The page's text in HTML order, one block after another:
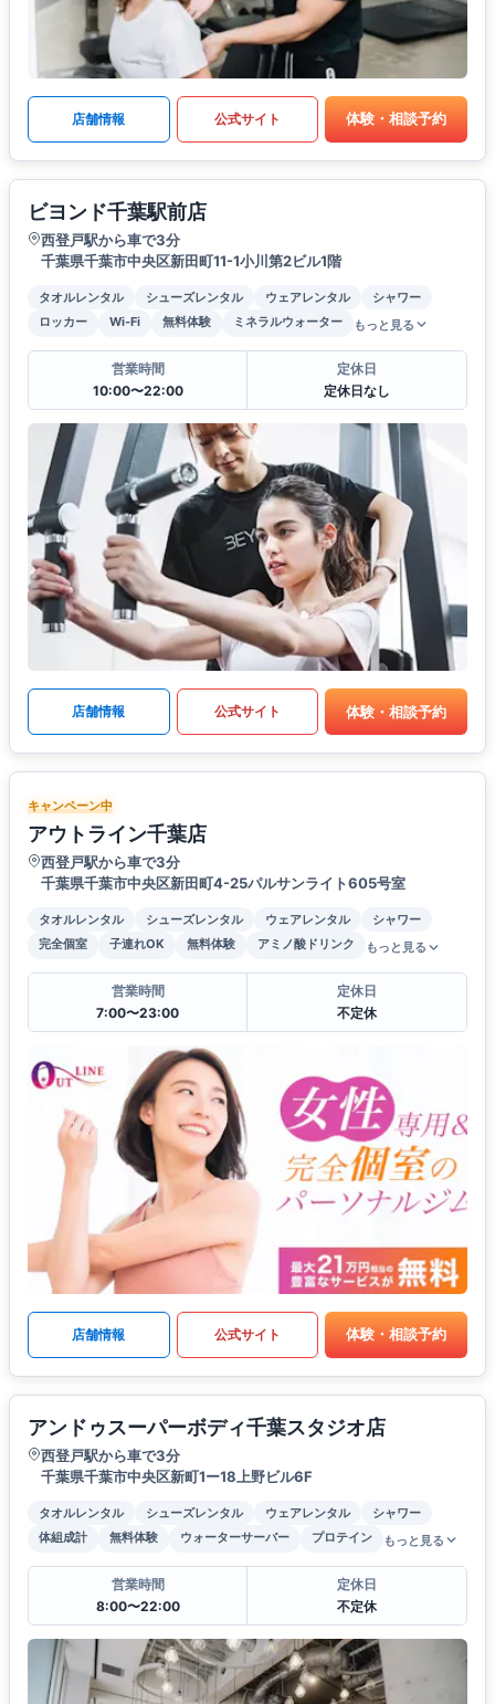
店舗情報 公式サイト 体験・相談予約
ビヨンド千葉駅前店
西登戸駅から車で3分
千葉県千葉市中央区新田町11-1小川第2ビル1階
タオルレンタル シューズレンタル ウェアレンタル
シャワー
ロッカー
Wi-Fi 無料体験 ミネラルウォーター もっと見る
営業時間
10:00〜22:00
定休日
定休日なし
店舗情報 公式サイト 体験・相談予約
キャンペーン中
アウトライン千葉店
西登戸駅から車で3分
千葉県千葉市中央区新田町4-25パルサンライト605号室
タオルレンタル シューズレンタル ウェアレンタル
シャワー
完全個室
子連れOK 無料体験 アミノ酸ドリンク もっと見る
営業時間
7:00〜23:00
定休日
不定休
店舗情報 公式サイト 体験・相談予約
アンドゥスーパーボディ千葉スタジオ店
西登戸駅から車で3分
千葉県千葉市中央区新町1ー18上野ビル6F
タオルレンタル シューズレンタル ウェアレンタル
シャワー
体組成計
無料体験 ウォーターサーバー プロテイン もっと見る
営業時間
8:00〜22:00
定休日
不定休